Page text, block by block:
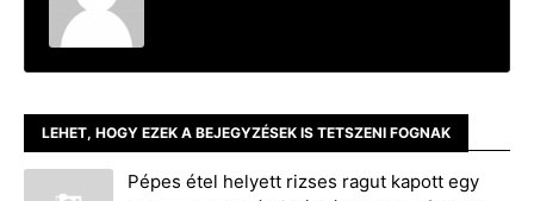
LEHET, HOGY EZEK A BEJEGYZÉSEK IS TETSZENI FOGNAK
Pépes étel helyett rizses ragut kapott egy